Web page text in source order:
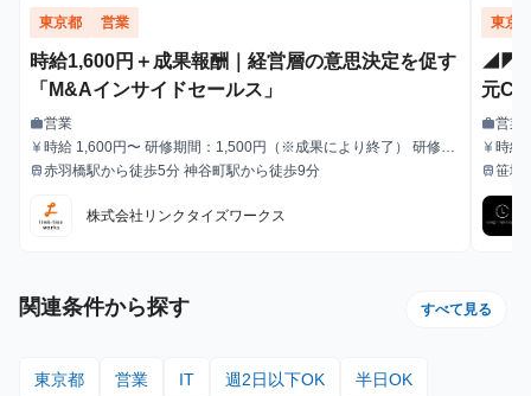
東京都 営業
時給1,600円＋成果報酬｜経営層の意思決定を促す
「M&Aインサイドセールス」
職種
work営業
給与
currency_yen 時給 1,600円〜 研修期間：1,500円（※成果により終了） 研修終
了後：1,600円～ ＼アポ獲得によるインセンティブあり／ 1件〜1
はリセットされます 給与モデル ■月48時間稼働、アポ10件の場
合：176,800円 内訳：48時間×時給1,600円＋10件×インセンティ
最寄駅
train赤羽橋駅から徒歩5分 神谷町駅から徒歩9分
株式会社リンクタイズワークス
東京
元
ル・
職種
work営業
給与
currency_yen 時給
最寄駅
train笹塚
関連条件から探す すべて見る
東京都 営業 IT 週2日以下OK 半日OK